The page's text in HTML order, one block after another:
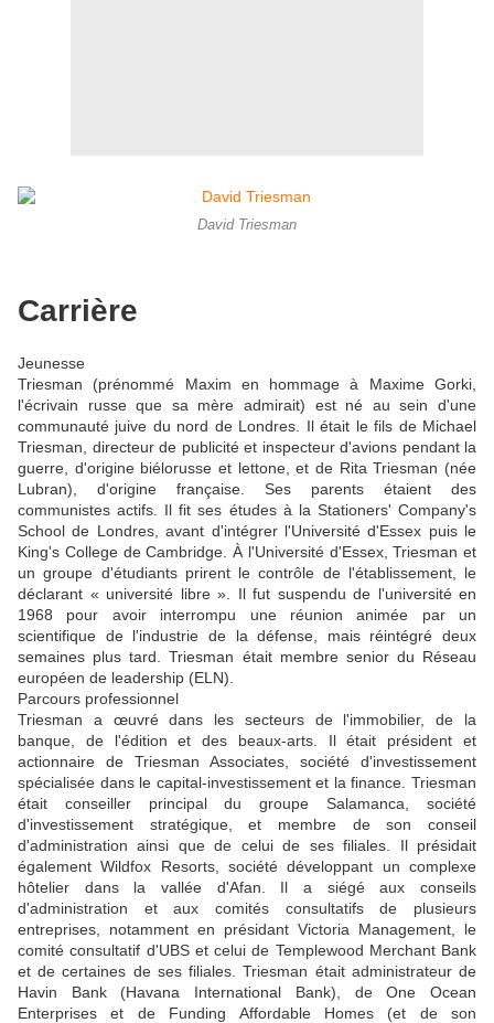
David Triesman
Carrière
Jeunesse
Triesman (prénommé Maxim en hommage à Maxime Gorki,
l'écrivain russe que sa mère admirait) est né au sein d'une
communauté juive du nord de Londres. Il était le fils de Michael
Triesman, directeur de publicité et inspecteur d'avions pendant la
guerre, d'origine biélorusse et lettone, et de Rita Triesman (née
Lubran), d'origine française. Ses parents étaient des
communistes actifs. Il fit ses études à la Stationers' Company's
School de Londres, avant d'intégrer l'Université d'Essex puis le
King's College de Cambridge. À l'Université d'Essex, Triesman et
un groupe d'étudiants prirent le contrôle de l'établissement, le
déclarant « université libre ». Il fut suspendu de l'université en
1968 pour avoir interrompu une réunion animée par un
scientifique de l'industrie de la défense, mais réintégré deux
semaines plus tard. Triesman était membre senior du Réseau
européen de leadership (ELN).
Parcours professionnel
Triesman a œuvré dans les secteurs de l'immobilier, de la
banque, de l'édition et des beaux-arts. Il était président et
actionnaire de Triesman Associates, société d'investissement
spécialisée dans le capital-investissement et la finance. Triesman
était conseiller principal du groupe Salamanca, société
d'investissement stratégique, et membre de son conseil
d'administration ainsi que de celui de ses filiales. Il présidait
également Wildfox Resorts, société développant un complexe
hôtelier dans la vallée d'Afan. Il a siégé aux conseils
d'administration et aux comités consultatifs de plusieurs
entreprises, notamment en présidant Victoria Management, le
comité consultatif d'UBS et celui de Templewood Merchant Bank
et de certaines de ses filiales. Triesman était administrateur de
Havin Bank (Havana International Bank), de One Ocean
Enterprises et de Funding Affordable Homes (et de son